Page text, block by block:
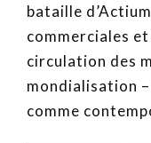
bataille
commerciales
circulation des
mondialisation
comme